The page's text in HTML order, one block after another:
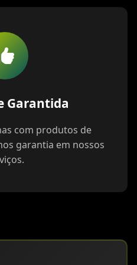
Garantida
com produtos de
garantia em nossos